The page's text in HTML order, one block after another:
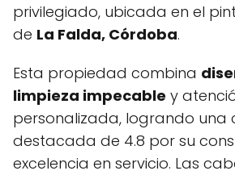
privilegiado, ubicada en el
de La Falda, Córdoba.
Esta propiedad combina
limpieza impecable y
personalizada, logrando una
destacada de 4.8 por su
excelencia en servicio. Las